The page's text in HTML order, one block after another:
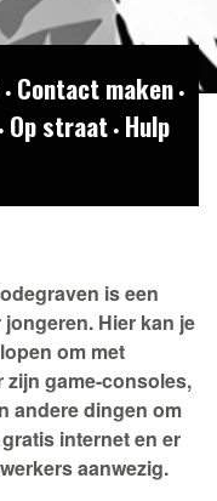
• Contact maken•
Op straat• Hulp
is een
Hier kan je
om met
zijn game-consoles,
andere dingen om
internet en er
aanwezig.